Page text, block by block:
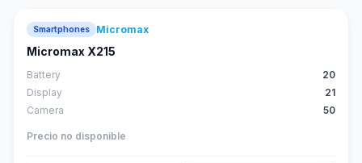
Smartphones Micromax
Micromax X215
Battery
20
Display
21
Camera
50
Precio no disponible